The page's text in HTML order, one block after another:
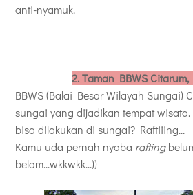
anti-nyamuk.
2. Taman BBWS
BBWS (Balai Besar Wilayah Sungai)
sungai yang dijadikan tempat
bisa dilakukan di sungai? Raftiiing...
Kamu uda pernah nyoba rafting
belom...wkkwkk...))